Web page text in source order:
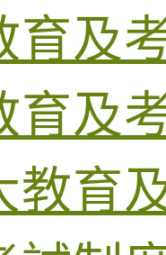
育及
育及
教育